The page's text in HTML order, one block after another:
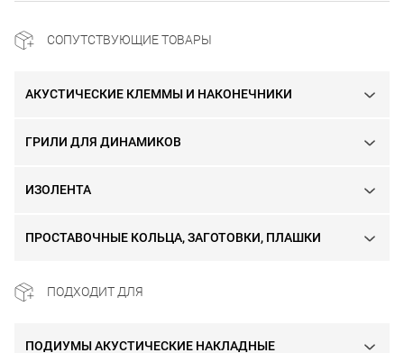
СОПУТСТВУЮЩИЕ ТОВАРЫ
АКУСТИЧЕСКИЕ КЛЕММЫ И НАКОНЕЧНИКИ
ГРИЛИ ДЛЯ ДИНАМИКОВ
ИЗОЛЕНТА
ПРОСТАВОЧНЫЕ КОЛЬЦА, ЗАГОТОВКИ, ПЛАШКИ
ПОДХОДИТ ДЛЯ
ПОДИУМЫ АКУСТИЧЕСКИЕ НАКЛАДНЫЕ